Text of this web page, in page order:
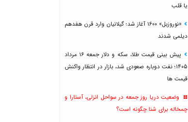
یا قلب
«نوروزبل» ۱۶۰۰ آغاز شد؛ گیلانیان وارد قرن هفدهم
دیلمی شدند
پیش بینی قیمت طلا، سکه و دلار جمعه ۱۶ مرداد
۱۴۰۵؛ نفت دوباره صعودی شد، بازار در انتظار واکنش
قیمت ها
وضعیت دریا روز جمعه در سواحل انزلی، آستارا و
چمخاله برای شنا چگونه است؟